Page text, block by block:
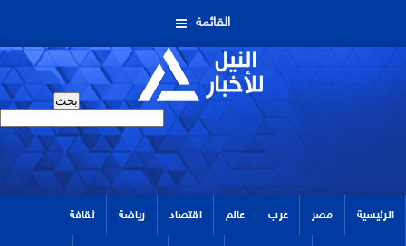
القائمة
الرئيسية مصر عرب عالم اقتصاد رياضة ثقافة